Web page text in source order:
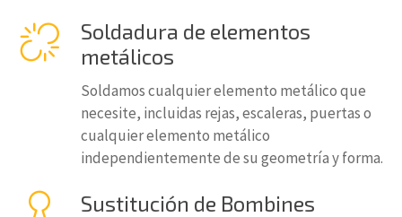
Soldadura de elementos
metálicos
Soldamos cualquier elemento metálico que
necesite, incluidas rejas, escaleras, puertas o
cualquier elemento metálico
independientemente de su geometría y forma.
Sustitución de Bombines